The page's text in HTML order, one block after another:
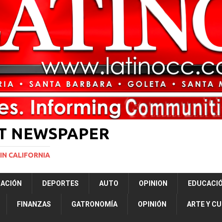
la mayor nevada en lo que va del año en California NACIONALES
Years to Life for Murdering Girlfriend in Front of Her Children LOCAL
promete impulsar la investigación oceánica en EE. UU. CIENCIA
corporales, pero se reserva el derecho de difundir los videos
NEWSPAPER
CALIFORNIA
DEPORTES AUTO OPINION
FINANZAS GATRONOMÍA OPINIÓN ARTE Y